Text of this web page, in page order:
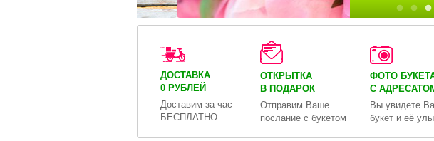
ДОСТАВКА
0 РУБЛЕЙ
Доставим за час
БЕСПЛАТНО
ОТКРЫТКА
В ПОДАРОК
Отправим Ваше
послание с букетом
ФОТО
С
Вы увидете
букет и её